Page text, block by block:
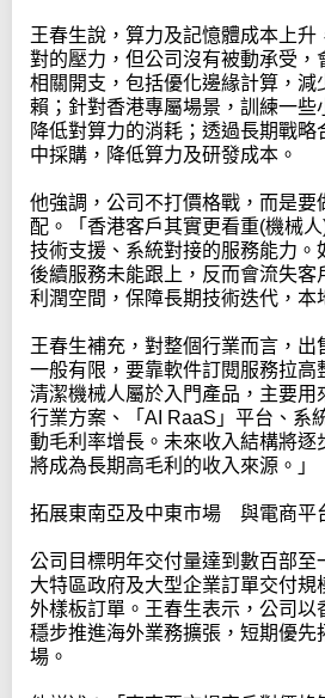
王春生說，算力及記憶體成本上升
對的壓力，但公司沒有被動承受，
相關開支，包括優化邊緣計算，減
賴；針對香港專屬場景，訓練一些
降低對算力的消耗；透過長期戰
中採購，降低算力及研發成本。
他強調，公司不打價格戰，而是要
配。「香港客戶其實更看重(機械
技術支援、系統對接的服務能力。
後續服務未能跟上，反而會流失客
利潤空間，保障長期技術迭代，本
王春生補充，對整個行業而言，出
一般有限，要靠軟件訂閱服務拉高
清潔機械人屬於入門產品，主要用
行業方案、「AI RaaS」平台、系
動毛利率增長。未來收入結構將逐
將成為長期高毛利的收入來源。」
拓展東南亞及中東市場 與電商平
公司目標明年交付量達到數百部至
大特區政府及大型企業訂單交付規
外樣板訂單。王春生表示，公司以
穩步推進海外業務擴張，短期優先
場。